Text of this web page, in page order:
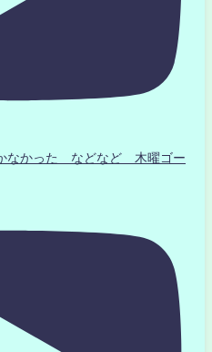
なかった などなど 木曜ゴー